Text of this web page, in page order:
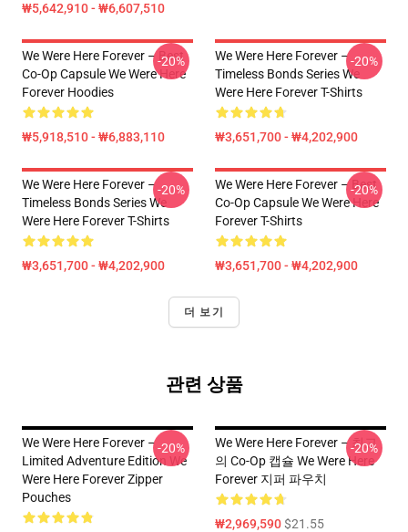
₩5,642,910 - ₩6,607,510
We Were Here Forever – Best
Co-Op Capsule We Were Here
Forever Hoodies
₩5,918,510 - ₩6,883,110
-20%
We Were Here Forever –
Timeless Bonds Series We
Were Here Forever T-Shirts
₩3,651,700 - ₩4,202,900
-20%
We Were Here Forever –
Timeless Bonds Series We
Were Here Forever T-Shirts
₩3,651,700 - ₩4,202,900
-20%
We Were Here Forever – Best
Co-Op Capsule We Were Here
Forever T-Shirts
₩3,651,700 - ₩4,202,900
-20%
더 보기
관련 상품
We Were Here Forever –
Limited Adventure Edition We
Were Here Forever Zipper
Pouches
-20%
We Were Here Forever – 최고
의 Co-Op 캡슐 We Were Here
Forever 지퍼 파우치
₩2,969,590$21.55
-20%